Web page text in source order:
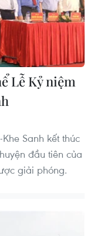
Lễ Kỷ niệm
Sanh kết thúc
đầu tiên của
giải phóng.